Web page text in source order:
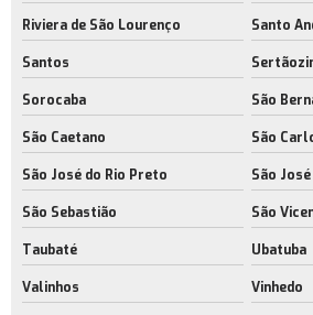
Galpão para indústria metal mecânica
Empresa de galpão para indústria metal
Galpão para indústria rio de janeiro
Empresa de galpão para operações logísticas
Galpões com acesso para caminhões
Galpões industriais com licença ambiental
Empresa de galpões industriais modernos
Galpões logísticos modernos rj
Riviera de São Lourenço Santo
Santos
Sorocaba São
São Caetano São
São José do Rio Preto São
São Sebastião São
Taubaté Ubatuba
Valinhos Vinhedo